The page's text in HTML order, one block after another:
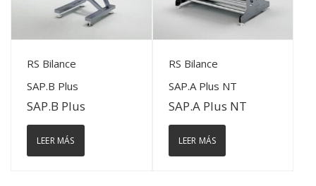
View Details
RS Bilance
SAP.B Plus
SAP.B Plus
LEER MÁS
View Details
RS Bilance
SAP.A Plus NT
SAP.A Plus NT
LEER MÁS